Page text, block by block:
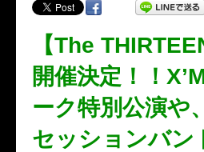
【The
開催決定！！
ーク特別公演や
セッションバン